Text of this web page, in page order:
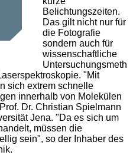
Belichtungszeiten.
Das gilt nicht nur für
die Fotografie
sondern auch für
wissenschaftliche
Untersuchungsmeth
"Mit
sich extrem schnelle
innerhalb von Molekülen
Dr. Christian Spielmann
Jena. "Da es sich um
müssen die
sein", so der Inhaber des